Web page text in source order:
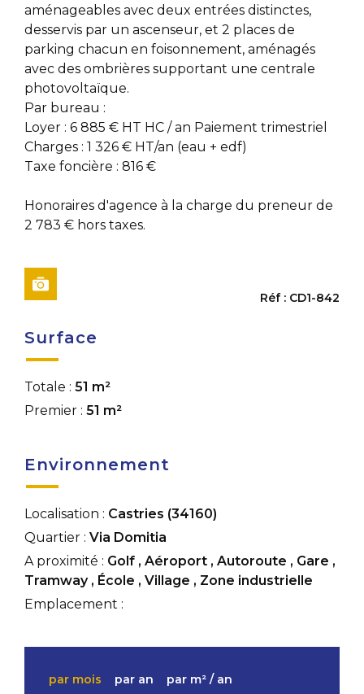
aménageables avec deux entrées distinctes,
desservis par un ascenseur, et 2 places de
parking chacun en foisonnement, aménagés
avec des ombrières supportant une centrale
photovoltaïque.
Par bureau :
Loyer : 6 885 € HT HC / an Paiement trimestriel
Charges : 1 326 € HT/an (eau + edf)
Taxe foncière : 816 €
Honoraires d'agence à la charge du preneur de
2 783 € hors taxes.
Réf : CD1-842
Surface
Totale : 51 m²
Premier : 51 m²
Environnement
Localisation : Castries (34160)
Quartier : Via Domitia
A proximité : Golf , Aéroport , Autoroute , Gare ,
Tramway , École , Village , Zone industrielle
Emplacement :
par mois par an par m² / an